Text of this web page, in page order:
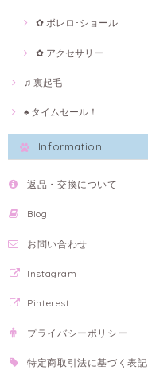
✿ ボレロ･ショール
✿ アクセサリー
♫ 裏起毛
♠ タイムセール！
Information
返品・交換について
Blog
お問い合わせ
Instagram
Pinterest
プライバシーポリシー
特定商取引法に基づく表記